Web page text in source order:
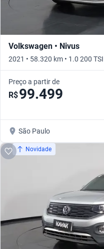
Volkswagen • Nivus
2021 • 58.320 km • 1.0 200
Preço a partir de
R$99.499
São Paulo
Novidade